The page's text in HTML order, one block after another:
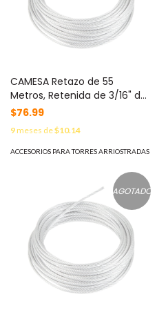
CAMESA Retazo de 55
Metros, Retenida de 3/16" de
Alta Resistencia, Galvanizado
clase A. MOD:
SRET474CAM*55MTS
$76.99
9meses de$10.14
ACCESORIOS PARA TORRES ARRIOSTRADAS
AGOTADO